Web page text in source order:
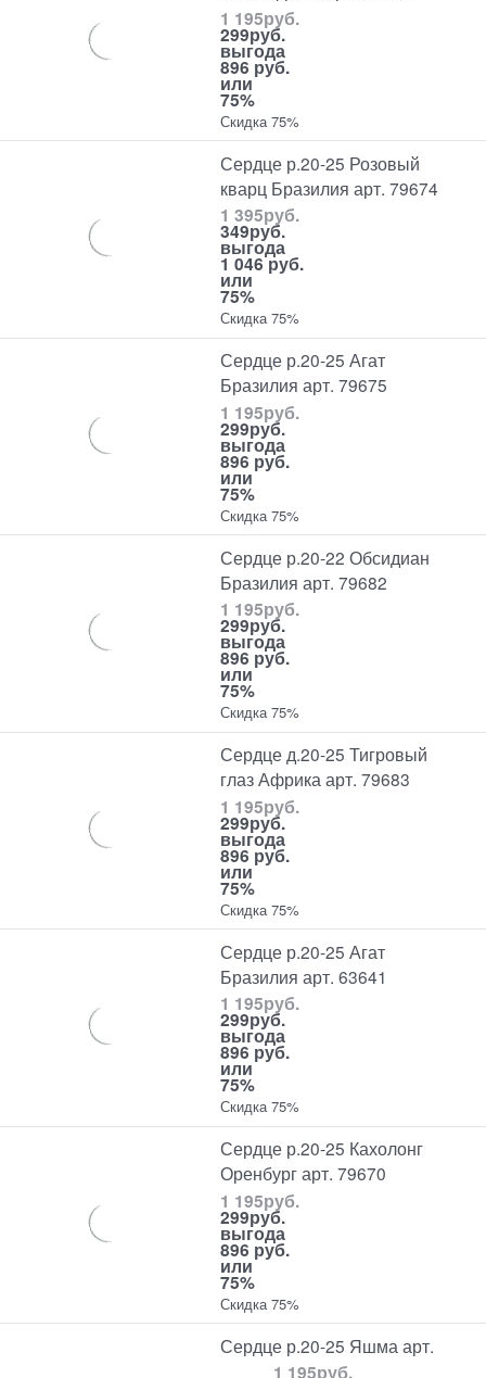
1 195руб.
299руб.
выгода
896 руб.
или
75%
Скидка 75%
Сердце р.20-25 Розовый
кварц Бразилия арт. 79674
1 395руб.
349руб.
выгода
1 046 руб.
или
75%
Скидка 75%
Сердце р.20-25 Агат
Бразилия арт. 79675
1 195руб.
299руб.
выгода
896 руб.
или
75%
Скидка 75%
Сердце р.20-22 Обсидиан
Бразилия арт. 79682
1 195руб.
299руб.
выгода
896 руб.
или
75%
Скидка 75%
Сердце д.20-25 Тигровый
глаз Африка арт. 79683
1 195руб.
299руб.
выгода
896 руб.
или
75%
Скидка 75%
Сердце р.20-25 Агат
Бразилия арт. 63641
1 195руб.
299руб.
выгода
896 руб.
или
75%
Скидка 75%
Сердце р.20-25 Кахолонг
Оренбург арт. 79670
1 195руб.
299руб.
выгода
896 руб.
или
75%
Скидка 75%
Сердце р.20-25 Яшма арт.
1 195руб.